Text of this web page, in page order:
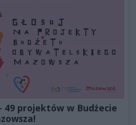
49 projektów w Budżecie